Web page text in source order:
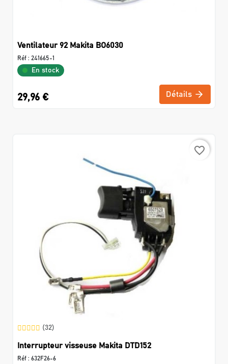
Ventilateur 92 Makita BO6030
Réf : 241665-1
En stock
29,96 € Détails
favorite_border
(32)
Interrupteur visseuse Makita DTD152
Réf : 632F26-6